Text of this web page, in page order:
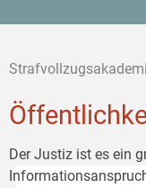
Der Justiz ist es ein